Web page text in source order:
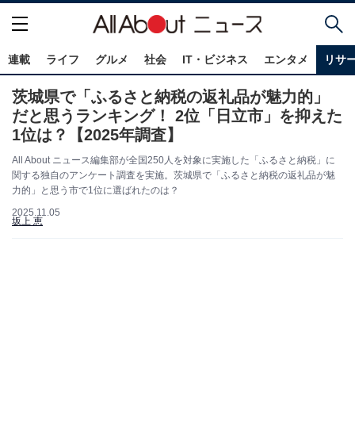
連載 ライフ グルメ 社会 IT・ビジネス エンタメ リサ
茨城県で「ふるさと納税の返礼品が魅力的」
だと思うランキング！ 2位「日立市」を抑えた
1位は？【2025年調査】
All About ニュース編集部が全国250人を対象に実施した「ふるさと納税」に
関する独自のアンケート調査を実施。茨城県で「ふるさと納税の返礼品が魅
力的」と思う市で1位に選ばれたのは？
2025.11.05
坂上 恵